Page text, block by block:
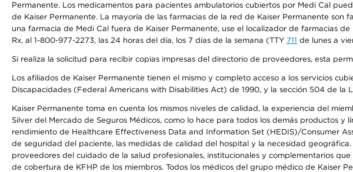
Permanente. Los medicamentos para pacientes ambulatorios cubiertos por Medi Cal
de Kaiser Permanente. La mayoría de las farmacias de la red de Kaiser Permanente
una farmacia de Medi Cal fuera de Kaiser Permanente, use el localizador de farmacias de
Rx, al 1-800-977-2273, las 24 horas del día, los 7 días de la semana (TTY 711 de lunes a
Si realiza la solicitud para recibir copias impresas del directorio de proveedores, esta
Los afiliados de Kaiser Permanente tienen el mismo y completo acceso a los servicios
Discapacidades (Federal Americans with Disabilities Act) de 1990, y la sección 504 de la
Kaiser Permanente toma en cuenta los mismos niveles de calidad, la experiencia del
Silver del Mercado de Seguros Médicos, como lo hace para todos los demás productos
rendimiento de Healthcare Effectiveness Data and Information Set (HEDIS)/Consumer
de seguridad del paciente, las medidas de calidad del hospital y la necesidad
proveedores del cuidado de la salud profesionales, institucionales y complementarios
de cobertura de KFHP de los miembros. Todos los médicos del grupo médico de Kaiser